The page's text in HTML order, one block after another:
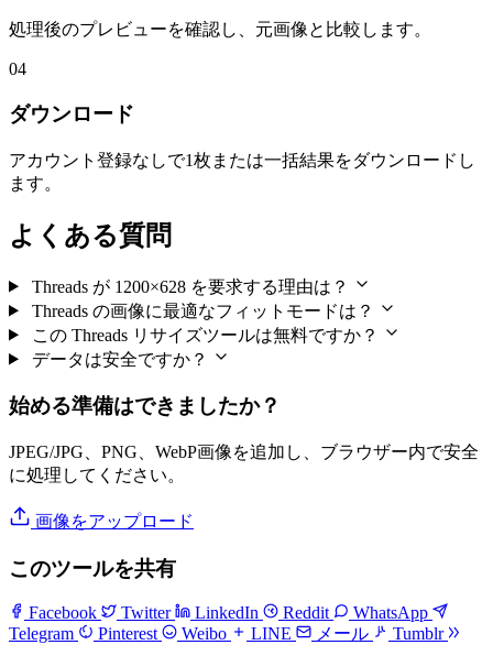
処理後のプレビューを確認し、元画像と比較します。
04
ダウンロード
アカウント登録なしで1枚または一括結果をダウンロードし
ます。
よくある質問
Threads が 1200×628 を要求する理由は？
Threads の画像に最適なフィットモードは？
この Threads リサイズツールは無料ですか？
データは安全ですか？
始める準備はできましたか？
JPEG/JPG、PNG、WebP画像を追加し、ブラウザー内で安全
に処理してください。
画像をアップロード
このツールを共有
Facebook Twitter LinkedIn Reddit
WhatsApp
Telegram
Pinterest Weibo LINE メール
Tumblr